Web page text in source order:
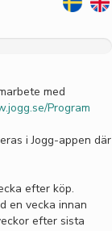
med
Program
i Jogg-appen där
efter köp.
en vecka innan
efter sista